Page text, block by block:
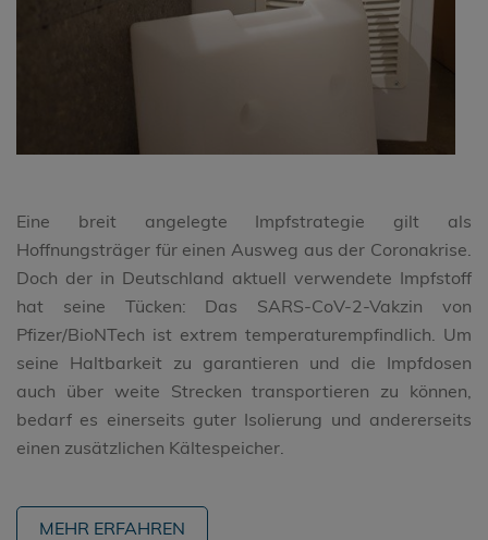
Eine breit angelegte Impfstrategie gilt als
Hoffnungsträger für einen Ausweg aus der Coronakrise.
Doch der in Deutschland aktuell verwendete Impfstoff
hat seine Tücken: Das SARS-CoV-2-Vakzin von
Pfizer/BioNTech ist extrem temperaturempfindlich. Um
seine Haltbarkeit zu garantieren und die Impfdosen
auch über weite Strecken transportieren zu können,
bedarf es einerseits guter Isolierung und andererseits
einen zusätzlichen Kältespeicher.
MEHR ERFAHREN